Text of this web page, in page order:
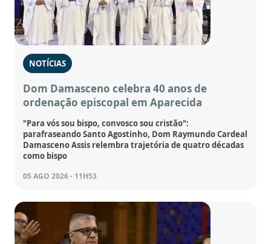
NOTÍCIAS
Dom Damasceno celebra 40 anos de
ordenação episcopal em Aparecida
"Para vós sou bispo, convosco sou cristão":
parafraseando Santo Agostinho, Dom Raymundo Cardeal
Damasceno Assis relembra trajetória de quatro décadas
como bispo
05 AGO 2026 - 11H53